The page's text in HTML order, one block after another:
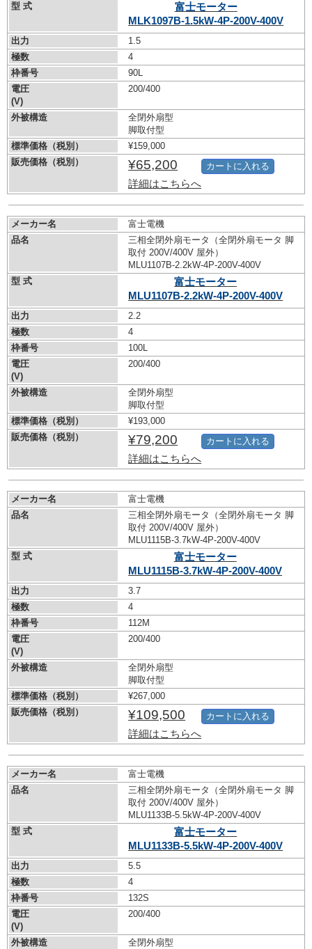
型 式
富士モーター
MLK1097B-1.5kW-4P-200V-400V
出力
1.5
極数
4
枠番号
90L
電圧
(V)
200/400
外被構造
全閉外扇型
脚取付型
標準価格（税別）
¥159,000
販売価格（税別）
¥65,200
詳細はこちらへ
カートに入れる
メーカー名
富士電機
品名
三相全閉外扇モータ（全閉外扇モータ 脚
取付 200V/400V 屋外）
MLU1107B-2.2kW-4P-200V-400V
型 式
富士モーター
MLU1107B-2.2kW-4P-200V-400V
出力
2.2
極数
4
枠番号
100L
電圧
(V)
200/400
外被構造
全閉外扇型
脚取付型
標準価格（税別）
¥193,000
販売価格（税別）
¥79,200
詳細はこちらへ
カートに入れる
メーカー名
富士電機
品名
三相全閉外扇モータ（全閉外扇モータ 脚
取付 200V/400V 屋外）
MLU1115B-3.7kW-4P-200V-400V
型 式
富士モーター
MLU1115B-3.7kW-4P-200V-400V
出力
3.7
極数
4
枠番号
112M
電圧
(V)
200/400
外被構造
全閉外扇型
脚取付型
標準価格（税別）
¥267,000
販売価格（税別）
¥109,500
詳細はこちらへ
カートに入れる
メーカー名
富士電機
品名
三相全閉外扇モータ（全閉外扇モータ 脚
取付 200V/400V 屋外）
MLU1133B-5.5kW-4P-200V-400V
型 式
富士モーター
MLU1133B-5.5kW-4P-200V-400V
出力
5.5
極数
4
枠番号
132S
電圧
(V)
200/400
外被構造
全閉外扇型